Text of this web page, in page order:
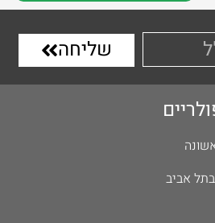
שליחה
בתל אביב